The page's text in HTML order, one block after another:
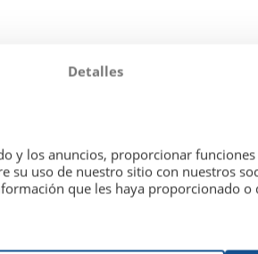
Detalles
y los anuncios, proporcionar
uso de nuestro sitio con nuestros
que les haya proporcionado